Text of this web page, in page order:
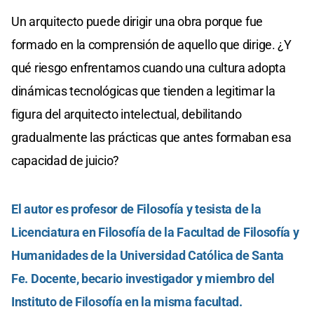
Un arquitecto puede dirigir una obra porque fue
formado en la comprensión de aquello que dirige. ¿Y
qué riesgo enfrentamos cuando una cultura adopta
dinámicas tecnológicas que tienden a legitimar la
figura del arquitecto intelectual, debilitando
gradualmente las prácticas que antes formaban esa
capacidad de juicio?
El autor es profesor de Filosofía y tesista de la
Licenciatura en Filosofía de la Facultad de Filosofía y
Humanidades de la Universidad Católica de Santa
Fe. Docente, becario investigador y miembro del
Instituto de Filosofía en la misma facultad.